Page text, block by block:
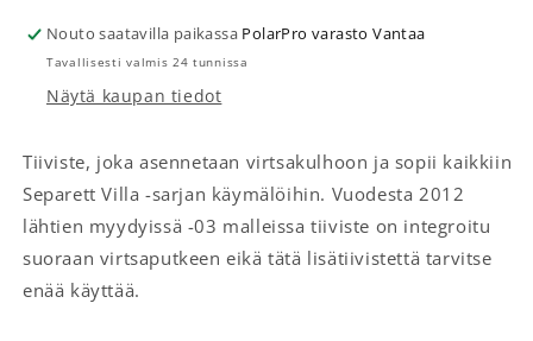
Nouto saatavilla paikassa PolarPro varasto Vantaa
Tavallisesti valmis 24 tunnissa
Näytä kaupan tiedot
Tiiviste, joka asennetaan virtsakulhoon ja sopii kaikkiin
Separett Villa -sarjan käymälöihin. Vuodesta 2012
lähtien myydyissä -03 malleissa tiiviste on integroitu
suoraan virtsaputkeen eikä tätä lisätiivistettä tarvitse
enää käyttää.